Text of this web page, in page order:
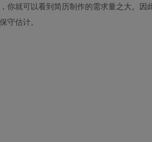
你就可以看到简历制作的需求量之大。
守估计。